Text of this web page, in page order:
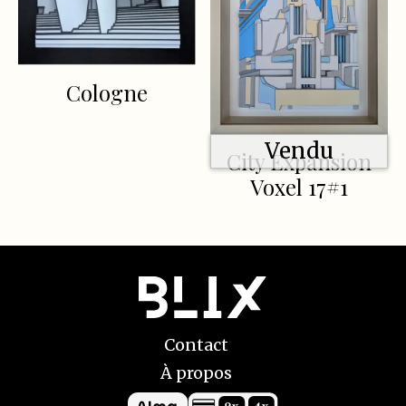
Cologne
Vendu
City Expansion
Voxel 17#1
Contact
À propos